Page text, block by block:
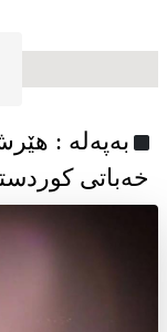
به‌په‌له‌ :
خەباتی